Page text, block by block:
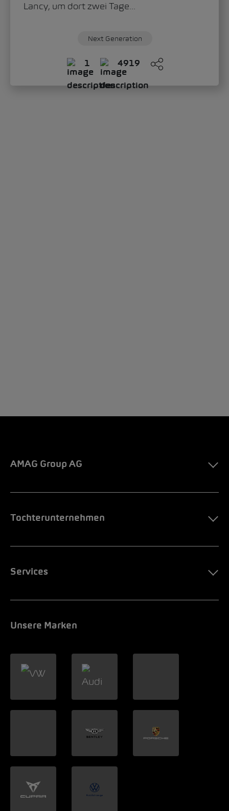
Lancy, um dort zwei Tage...
Next Generation
1 4919
AMAG Group AG
Tochterunternehmen
Services
Unsere Marken